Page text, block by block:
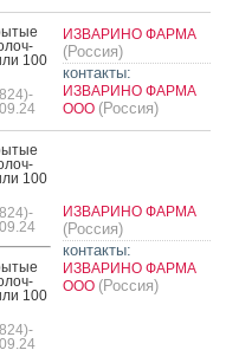
100
ИЗВАРИНО ФАРМА
(Россия)
контакты:
ИЗВАРИНО ФАРМА
ООО (Россия)
100
100
ИЗВАРИНО ФАРМА
(Россия)
контакты:
ИЗВАРИНО ФАРМА
ООО (Россия)